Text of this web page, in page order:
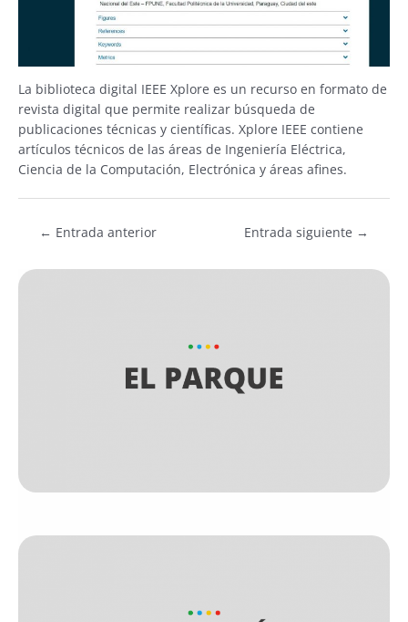
La biblioteca digital IEEE Xplore es un recurso en formato de
revista digital que permite realizar búsqueda de
publicaciones técnicas y científicas. Xplore IEEE contiene
artículos técnicos de las áreas de Ingeniería Eléctrica,
Ciencia de la Computación, Electrónica y áreas afines.
← Entrada anterior Entrada siguiente →